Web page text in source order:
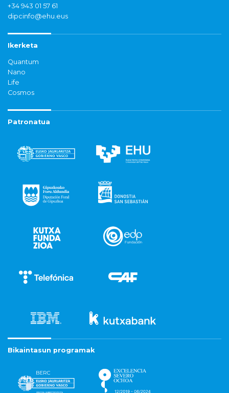
+34 943 01 57 61
dipcinfo@ehu.eus
Ikerketa
Quantum
Nano
Life
Cosmos
Patronatua
Bikaintasun programak